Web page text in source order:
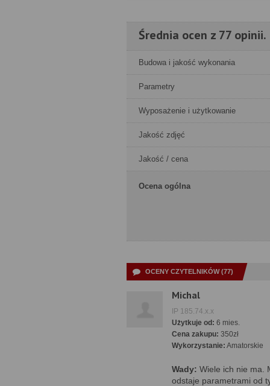
Średnia ocen z 77 opinii.
Budowa i jakość wykonania
Parametry
Wyposażenie i użytkowanie
Jakość zdjęć
Jakość / cena
Ocena ogólna
OCENY CZYTELNIKÓW (77)
Michal
IP 185.74.x.x
Użytkuje od: 6 mies.
Cena zakupu: 350zł
Wykorzystanie: Amatorskie
Wady: Wiele ich nie ma.
odstaje parametrami od